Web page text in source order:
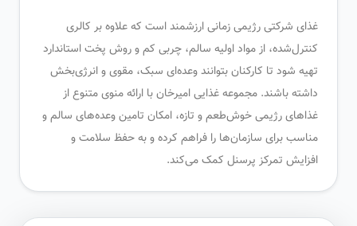
غذای شرکتی رژیمی زمانی ارزشمند است که علاوه بر کالری
کنترل‌شده، از مواد اولیه سالم، چربی کم و روش پخت استاندارد
تهیه شود تا کارکنان بتوانند وعده‌ای سبک، مقوی و انرژی‌بخش
داشته باشند. مجموعه غذایی امیرخان با ارائه منوی متنوع از
غذاهای رژیمی خوش‌طعم و تازه، امکان تامین وعده‌های سالم و
مناسب برای سازمان‌ها را فراهم کرده و به حفظ سلامت و
افزایش تمرکز پرسنل کمک می‌کند.